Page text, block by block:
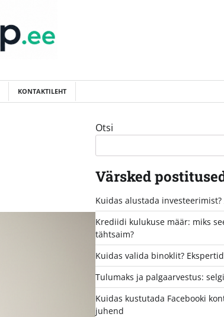
KONTAKTILEHT
Otsi
Värsked
Kuidas alustada
Krediidi kulukuse määr: miks
tähtsaim?
Kuidas valida binoklit?
Tulumaks ja palgaarvestus:
Kuidas kustutada Facebooki
juhend